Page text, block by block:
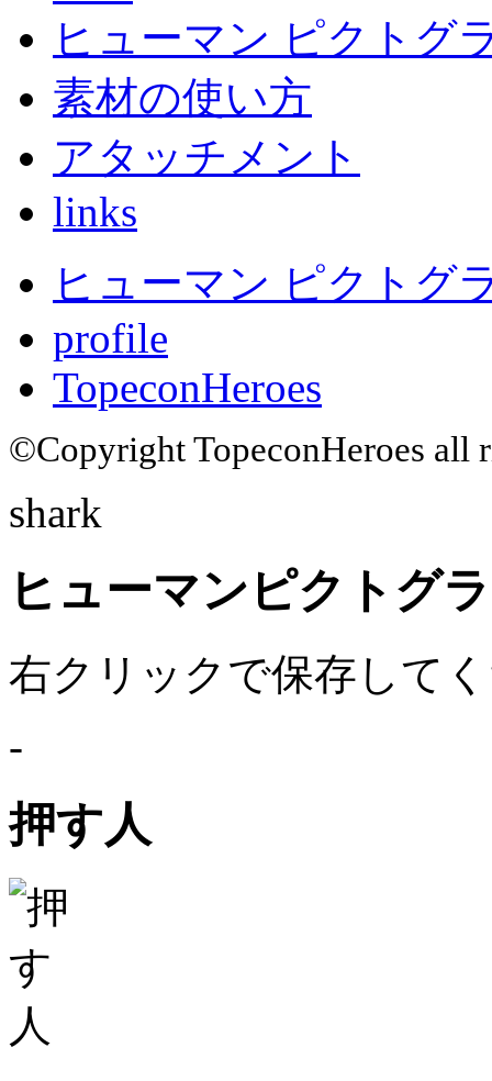
ヒューマン ピクトグ
素材の使い方
アタッチメント
links
ヒューマン ピクトグ
profile
TopeconHeroes
©Copyright TopeconHeroes all
shark
ヒューマンピクトグ
右クリックで保存して
-
押す人